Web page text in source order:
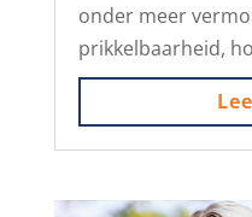
onder meer
prikkelbaarheid,